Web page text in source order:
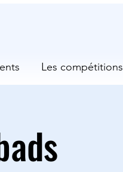
Les compétitions